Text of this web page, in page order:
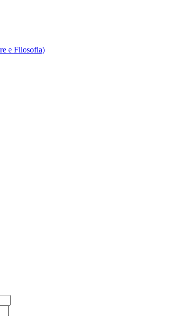
e Filosofia)